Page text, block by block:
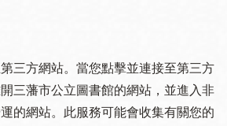
三方網站。當您點擊並連接至第三方
三藩市公立圖書館的網站，並進入非
的網站。此服務可能會收集有關您的